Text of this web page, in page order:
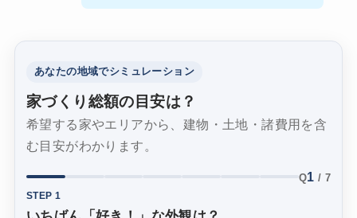
あなたの地域でシミュレーション
家づくり総額の目安は？
希望する家やエリアから、建物・土地・諸費用を含
む目安がわかります。
Q1 / 7
STEP 1